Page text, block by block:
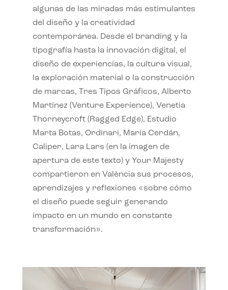
algunas de las miradas más estimulantes
del diseño y la creatividad
contemporánea. Desde el branding y la
tipografía hasta la innovación digital, el
diseño de experiencias, la cultura visual,
la exploración material o la construcción
de marcas, Tres Tipos Gráficos, Alberto
Martínez (Venture Experience), Venetia
Thorneycroft (Ragged Edge), Estudio
Marta Botas, Ordinari, María Cerdán,
Caliper, Lara Lars (en la imagen de
apertura de este texto) y Your Majesty
compartieron en València sus procesos,
aprendizajes y reflexiones «sobre cómo
el diseño puede seguir generando
impacto en un mundo en constante
transformación».